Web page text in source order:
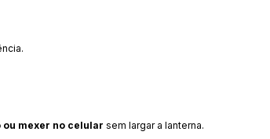
mexer no celular sem largar a lanterna.